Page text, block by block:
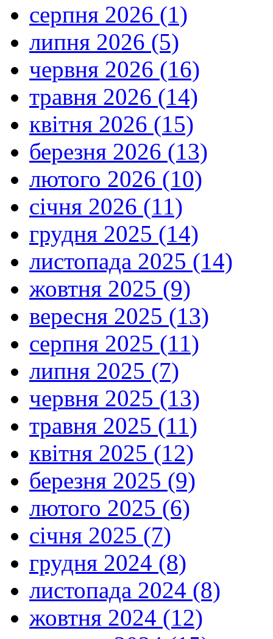
серпня 2026 (1)
липня 2026 (5)
червня 2026 (16)
травня 2026 (14)
квітня 2026 (15)
березня 2026 (13)
лютого 2026 (10)
січня 2026 (11)
грудня 2025 (14)
листопада 2025 (14)
жовтня 2025 (9)
вересня 2025 (13)
серпня 2025 (11)
липня 2025 (7)
червня 2025 (13)
травня 2025 (11)
квітня 2025 (12)
березня 2025 (9)
лютого 2025 (6)
січня 2025 (7)
грудня 2024 (8)
листопада 2024 (8)
жовтня 2024 (12)